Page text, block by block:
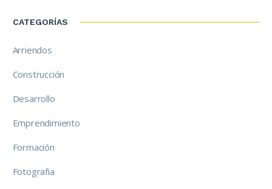
CATEGORÍAS
Arriendos
Construcción
Desarrollo
Emprendimiento
Formación
Fotografia